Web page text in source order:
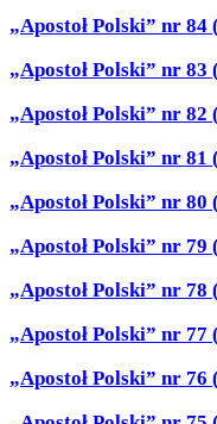
„Apostoł Polski” nr
„Apostoł Polski” nr
„Apostoł Polski” nr
„Apostoł Polski” nr
„Apostoł Polski” nr
„Apostoł Polski” nr
„Apostoł Polski” nr
„Apostoł Polski” nr
„Apostoł Polski” nr